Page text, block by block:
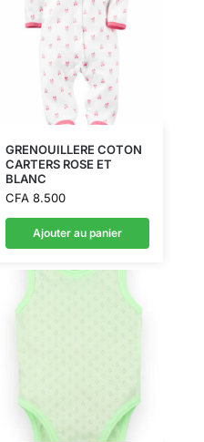
GRENOUILLERE COTON
CARTERS ROSE ET
BLANC
CFA8.500
Ajouter au panier